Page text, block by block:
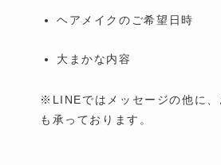
ヘアメイクのご希望日時
大まかな内容
※LINEではメッセージの他に、
も承っております。